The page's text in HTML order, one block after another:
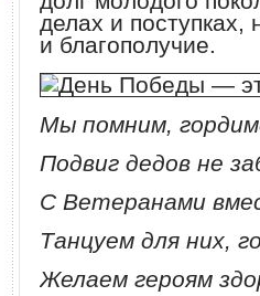
делах и поступках,
и благополучие.
Мы помним,
Подвиг дедов не
С Ветеранами
Танцуем для них,
Желаем героям